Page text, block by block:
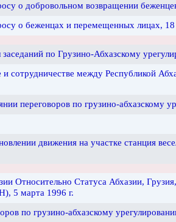
о добровольном возвращении
о беженцах и перемещенных лицах,
по Грузино-Абхазскому
сотрудничестве между Республикой
переговоров по грузино-абхазскому
движения на участке станция
Относительно Статуса Абхазии,
5 марта 1996 г.
по грузино-абхазскому